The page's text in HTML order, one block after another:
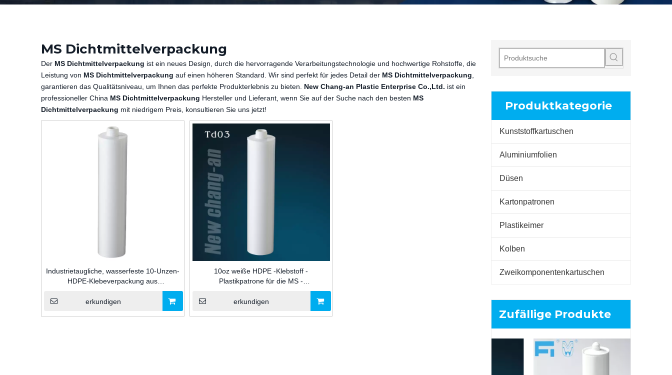
MS Dichtmittelverpackung
Der MS Dichtmittelverpackung ist ein neues Design, durch die hervorragende Verarbeitungstechnologie und hochwertige Rohstoffe, die
Leistung von MS Dichtmittelverpackung auf einen höheren Standard. Wir sind perfekt für jedes Detail der MS Dichtmittelverpackung
garantieren das Qualitätsniveau, um Ihnen das perfekte Produkterlebnis zu bieten. New Chang-an Plastic Enterprise Co.,Ltd. ist ein
professioneller China MS Dichtmittelverpackung Hersteller und Lieferant, wenn Sie auf der Suche nach den besten MS
Dichtmittelverpackung mit niedrigem Preis, konsultieren Sie uns jetzt!
Industrietaugliche, wasserfeste 10-Unzen-
HDPE-Klebeverpackung aus
Kunststoffkartusche zum Abdichten von
Silikon-/MS-/PU-Dichtungsmitteln im
erkundigen
10oz weiße HDPE -Klebstoff -
Plastikpatrone für die MS -
Versiegelungsverpackung für die
Bauindustrie
erkundigen
Produktkategorie
Kunststoffkartuschen
Aluminiumfolien
Düsen
Kartonpatronen
Plastikeimer
Kolben
Zweikomponentenkartuschen
Zufällige Produkte